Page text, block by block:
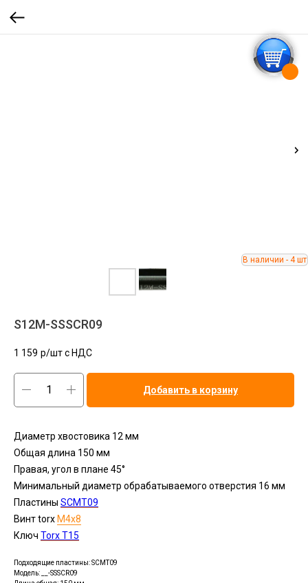
S12M-SSSCR09
1 159 р/шт c НДС
Добавить в корзину
Диаметр хвостовика 12 мм
Общая длина 150 мм
Правая, угол в плане 45°
Минимальный диаметр обрабатываемого отверстия 16 мм
Пластины SСMT09
Винт torx M4x8
Ключ Torx T15
Подходящие пластины: SСMT09
Модель: __-SSSCR09